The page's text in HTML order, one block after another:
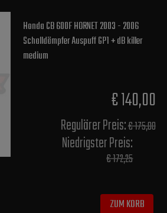
Honda CB 600F HORNET 2003 - 2006
Schalldämpfer Auspuff GP1 + dB killer
medium
€ 140,00
Regulärer Preis:€ 175,00
Niedrigster Preis:
€ 172,25
ZUM KORB